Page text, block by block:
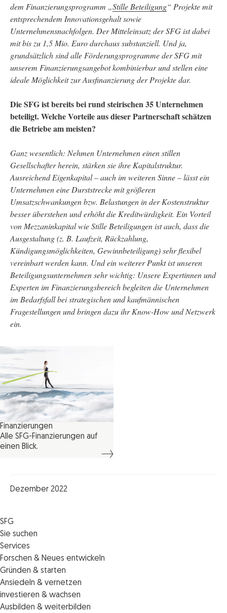
dem Finanzierungsprogramm „Stille Beteiligung“ Projekte mit
entsprechendem Innovationsgehalt sowie
Unternehmensnachfolgen. Der Mitteleinsatz der SFG ist dabei
mit bis zu 1,5 Mio. Euro durchaus substanziell. Und ja,
grundsätzlich sind alle Förderungsprogramme der SFG mit
unserem Finanzierungsangebot kombinierbar und stellen eine
ideale Möglichkeit zur Ausfinanzierung der Projekte dar.
Die SFG ist bereits bei rund steirischen 35 Unternehmen
beteiligt. Welche Vorteile aus dieser Partnerschaft schätzen
die Betriebe am meisten?
Ganz wesentlich: Nehmen Unternehmen einen stillen
Gesellschafter herein, stärken sie ihre Kapitalstruktur.
Ausreichend Eigenkapital – auch im weiteren Sinne – lässt ein
Unternehmen eine Durststrecke mit größeren
Umsatzschwankungen bzw. Belastungen in der Kostenstruktur
besser überstehen und erhöht die Kreditwürdigkeit. Ein Vorteil
von Mezzaninkapital wie Stille Beteiligungen ist auch, dass die
Ausgestaltung (z. B. Laufzeit, Rückzahlung,
Kündigungsmöglichkeiten, Gewinnbeteiligung) sehr flexibel
vereinbart werden kann. Und ein weiterer Punkt ist unseren
Beteiligungsunternehmen sehr wichtig: Unsere Expertinnen und
Experten im Finanzierungsbereich begleiten die Unternehmen
im Bedarfsfall bei strategischen und kaufmännischen
Fragestellungen und bringen dazu ihr Know-How und Netzwerk
ein.
Finanzierungen
Alle SFG-Finanzierungen auf
einen Blick.
Dezember 2022
SFG
Die SFG
Jobs
Medienservice
Informiert bleiben
Kontakt
Sie suchen
Förderungen
Finanzierungen
Standortentwicklung
Persönliche Beratung
Services
Veranstaltungen
News
IMPULS.ST
Portal
Unternehmen des Monats
Forschen & Neues entwickeln
Standortcoaching
Terminbuchung Standortcoaching
Horizon Europe: EU-Förderungen für F&E
Innovations­management
Gründen & starten
Startupmark
Startup Mission – Netzwerkreisen
iCONTACT: Das InvestorInnennetzwerk der SFG
Ansiedeln & vernetzen
Zukunftstag
Steirische Cluster- und Netzwerkorganisationen
investieren & wachsen
Veranstaltungen
Ausbilden & weiterbilden